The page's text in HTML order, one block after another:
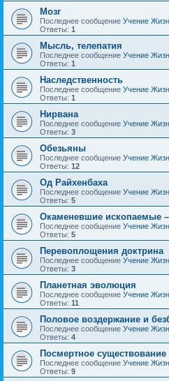
Мозг
Последнее сообщение Учение
Ответы: 1
Мысль, телепатия
Последнее сообщение Учение
Ответы: 1
Наследственность
Последнее сообщение Учение
Ответы: 1
Нирвана
Последнее сообщение Учение
Ответы: 3
Обезьяны
Последнее сообщение Учение
Ответы: 12
Од Райхенбаха
Последнее сообщение Учение
Ответы: 5
Окаменевшие ископаемые
Последнее сообщение Учение
Ответы: 5
Перевоплощения доктрина
Последнее сообщение Учение
Ответы: 3
Планетная эволюция
Последнее сообщение Учение
Ответы: 11
Половое воздержание и
Последнее сообщение Учение
Ответы: 4
Посмертное существование
Последнее сообщение Учение
Ответы: 9